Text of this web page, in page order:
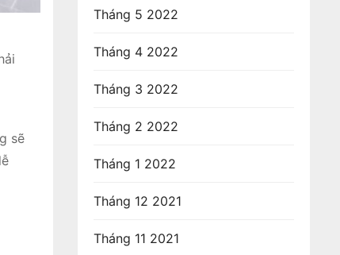
sẽ
Tháng 5 2022
Tháng 4 2022
Tháng 3 2022
Tháng 2 2022
Tháng 1 2022
Tháng 12 2021
Tháng 11 2021